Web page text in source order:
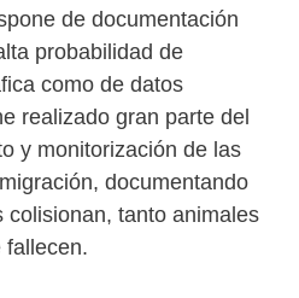
de documentación
probabilidad de
como de datos
realizado gran parte del
y monitorización de las
documentando
colisionan, tanto animales
fallecen.